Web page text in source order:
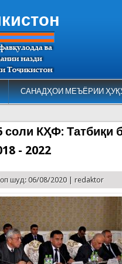
САНАДҲОИ МЕЪЁРИИ
соли КҲФ: Татбиқи
- 2022
шуд: 06/08/2020 |redaktor